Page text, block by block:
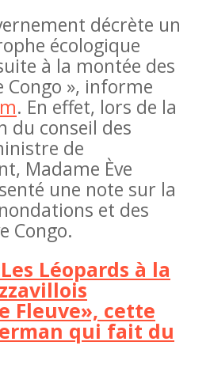
décrète un
écologique
à la montée des
Congo », informe
. En effet, lors de la
du conseil des
de
Madame Ève
une note sur la
et des
Congo.
Léopards à la
Fleuve», cette
qui fait du